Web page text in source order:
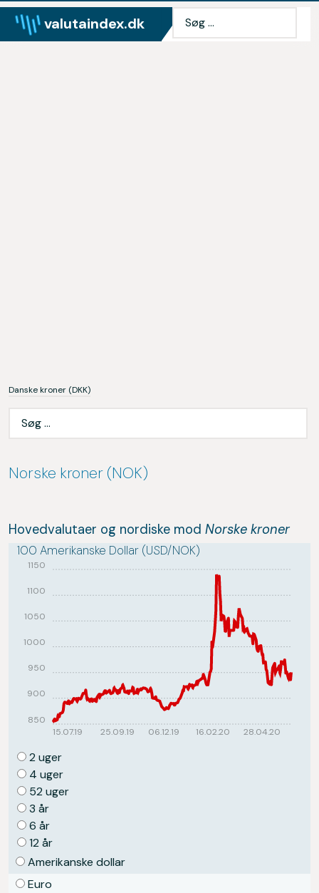
valutaindex.dk
Danske kroner (DKK)
Norske kroner (NOK)
Hovedvalutaer og nordiske mod Norske kroner
100 Amerikanske Dollar (USD/NOK)
15.07.19 25.09.19 06.12.19 16.02.20 28.04.20
850
900
950
1000
1050
1100
1150
2 uger
4 uger
52 uger
3 år
6 år
12 år
Amerikanske dollar
Euro